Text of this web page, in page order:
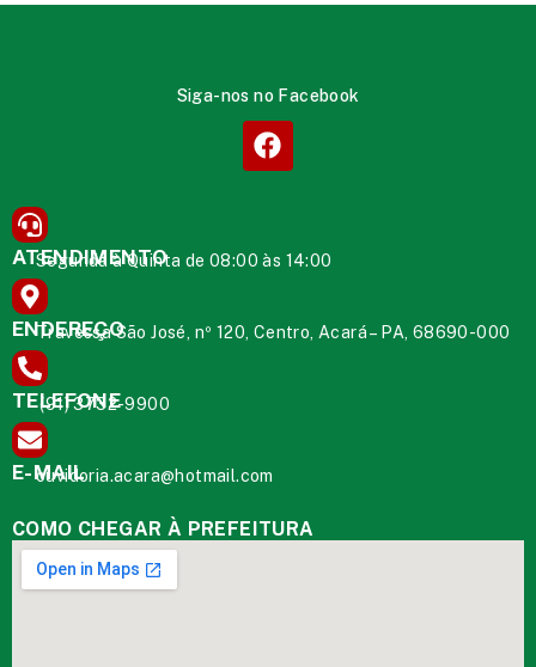
Siga-nos no Facebook
ATENDIMENTO
Segunda à Quinta de 08:00 às 14:00
ENDEREÇO
Travessa São José, nº 120, Centro, Acará – PA, 68690-000
TELEFONE
(91) 3732-9900
E-MAIL
ouvidoria.acara@hotmail.com
COMO CHEGAR À PREFEITURA